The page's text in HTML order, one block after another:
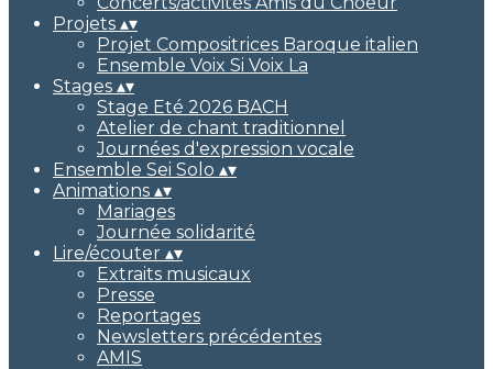
Projets ▴▾
Projet Compositrices Baroque italien
Ensemble Voix Si Voix La
Stages ▴▾
Stage Eté 2026 BACH
Atelier de chant traditionnel
Journées d'expression vocale
Ensemble Sei Solo ▴▾
Animations ▴▾
Mariages
Journée solidarité
Lire/écouter ▴▾
Extraits musicaux
Presse
Reportages
Newsletters précédentes
AMIS